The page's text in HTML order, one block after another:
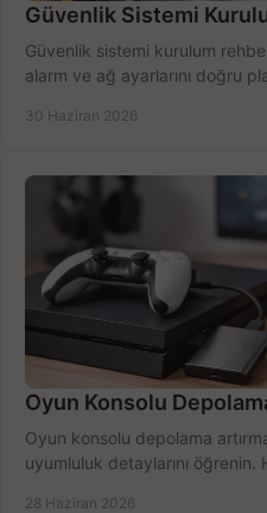
Güvenlik Sistemi
Güvenlik sistemi kurulum
alarm ve ağ ayarlarını doğru
30 Haziran 2026
Oyun Konsolu
Oyun konsolu depolama
uyumluluk detaylarını öğrenin.
28 Haziran 2026